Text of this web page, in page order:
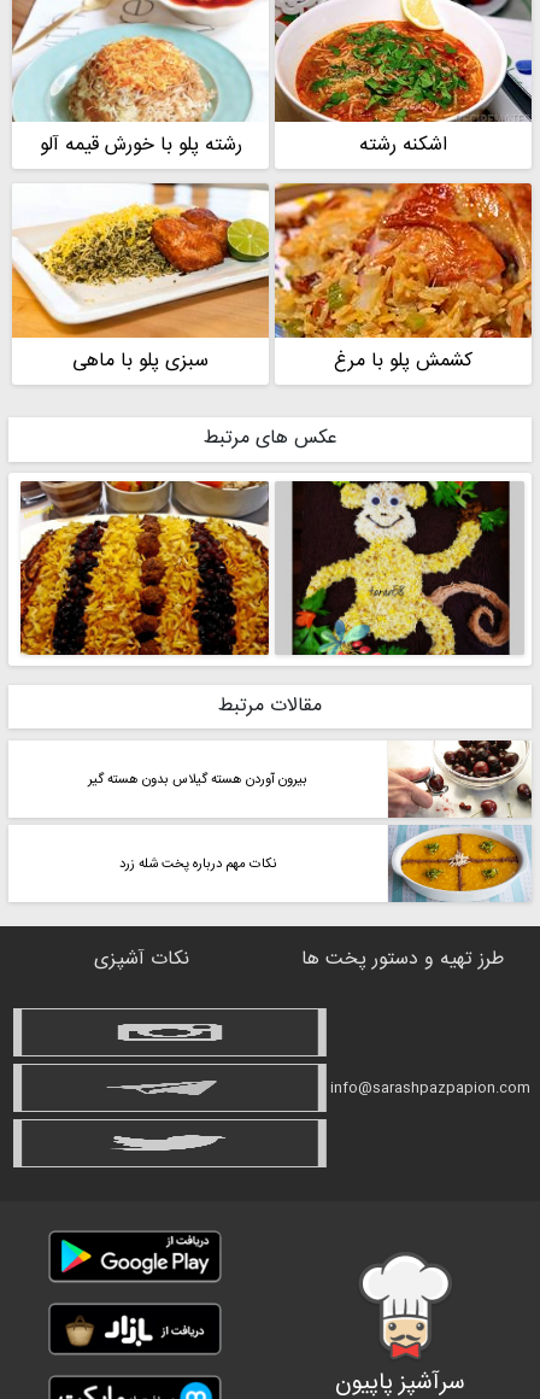
اشکنه رشته رشته پلو با خورش قیمه آلو
کشمش پلو با مرغ سبزی پلو با ماهی
عکس های مرتبط
مقالات مرتبط
بیرون آوردن هسته گیلاس بدون هسته گیر
نکات مهم درباره پخت شله زرد
طرز تهیه و دستور پخت ها نکات آشپزی
info@sarashpazpapion.com
سرآشپز پاپیون